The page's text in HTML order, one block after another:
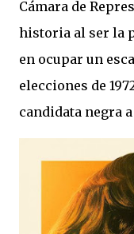
Cámara de
historia al ser la
en ocupar un
elecciones de
candidata negra